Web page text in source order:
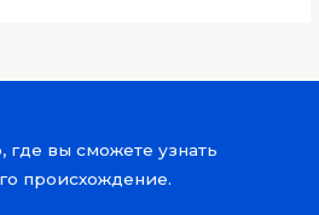
где вы сможете узнать
происхождение.